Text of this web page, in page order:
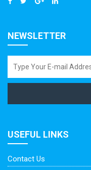
NEWSLETTER
USEFUL LINKS
Contact Us